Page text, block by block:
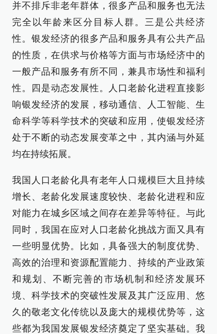
并不排斥非老年群体，很多产品和服务也无法
完全以年龄来区分目标人群。三是公共经济
性。银发经济的很多产品和服务具有公共产品
的性质，在供求与价格等方面与市场经济中的
一般产品和服务有所不同，兼具市场性和福利
性。四是动态发展性。人口老龄化进程直接影
响银发经济的发展，移动通信、人工智能、生
命科学等科学技术的突破和应用，使银发经济
处于不断的动态发展变革之中，其内涵与外延
均在持续拓展。
我国人口老龄化具有老年人口规模巨大且持续
增长、老龄化发展速度较快、老龄化进程和应
对能力在城乡区域之间存在差异等特征。与此
同时，我国在应对人口老龄化挑战方面又具有
一些明显优势。比如，具备强大的制度优势、
高效的治理和资源配置能力、持续的产业政策
和规划、不断完善的市场机制和经济发展环
境、科学技术的突破性发展及其广泛应用、悠
久的敬老文化传统以及庞大的规模优势等，这
些都为我国发展银发经济奠定了坚实基础。我